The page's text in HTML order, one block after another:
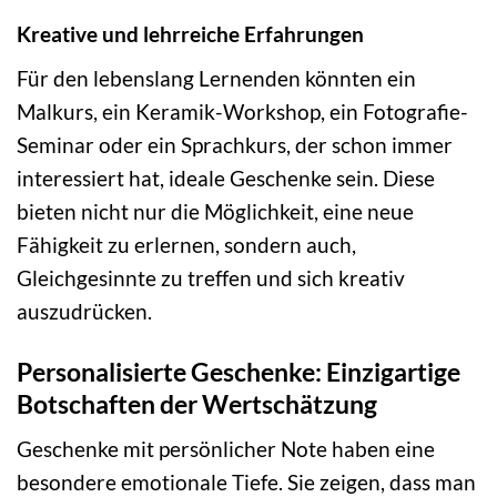
Kreative und lehrreiche Erfahrungen
Für den lebenslang Lernenden könnten ein
Malkurs, ein Keramik-Workshop, ein Fotografie-
Seminar oder ein Sprachkurs, der schon immer
interessiert hat, ideale Geschenke sein. Diese
bieten nicht nur die Möglichkeit, eine neue
Fähigkeit zu erlernen, sondern auch,
Gleichgesinnte zu treffen und sich kreativ
auszudrücken.
Personalisierte Geschenke: Einzigartige
Botschaften der Wertschätzung
Geschenke mit persönlicher Note haben eine
besondere emotionale Tiefe. Sie zeigen, dass man